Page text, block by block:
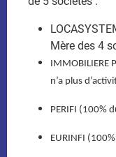
Bilan annuel
Bilan annuel
Mère des 4
IMMOBILIERE
n’a plus
PERIFI (100%
EURINFI